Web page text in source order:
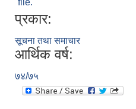
file.
प्रकार:
सूचना तथा समाचार
आर्थिक वर्ष:
७४/७५